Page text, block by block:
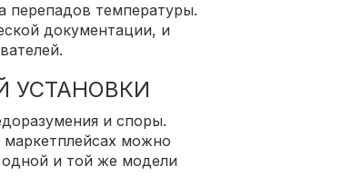
перепадов температуры.
документации, и
УСТАНОВКИ
и споры.
можно
и той же модели